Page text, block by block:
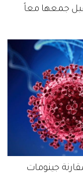
قبل جمعها معاً
جينومات